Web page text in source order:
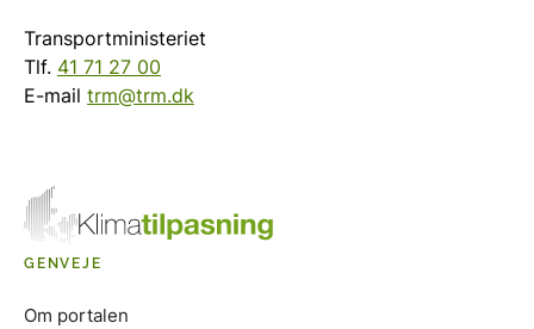
Transportministeriet
Tlf. 41 71 27 00
E-mail trm@trm.dk
GENVEJE
Om portalen